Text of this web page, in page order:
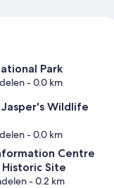
Park
- 0.0 km
Jasper's Wildlife
- 0.0 km
Centre
Site
- 0.2 km